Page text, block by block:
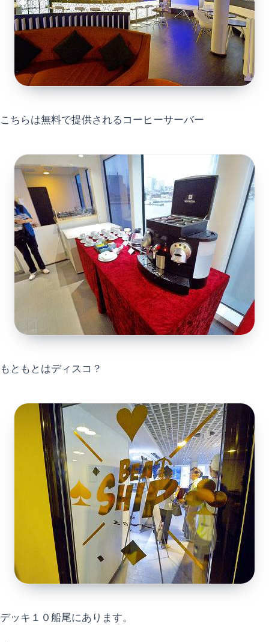
こちらは無料で提供されるコーヒーサーバー
もともとはディスコ？
デッキ１０船尾にあります。